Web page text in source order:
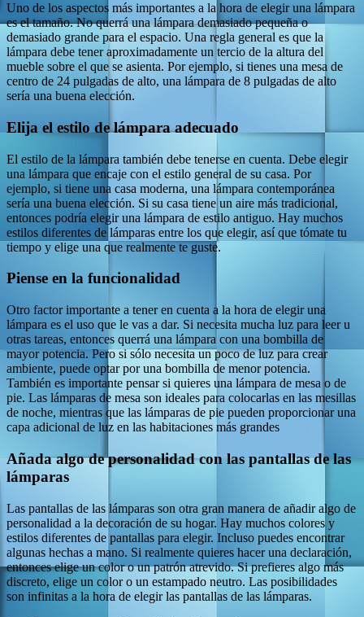
Uno de los aspectos más importantes a la hora de elegir una lámpara
es el tamaño. No querrá una lámpara demasiado pequeña o
demasiado grande para el espacio. Una regla general es que la
lámpara debe tener aproximadamente un tercio de la altura del
mueble sobre el que se asienta. Por ejemplo, si tienes una mesa de
centro de 24 pulgadas de alto, una lámpara de 8 pulgadas de alto
sería una buena elección.
Elija el estilo de lámpara adecuado
El estilo de la lámpara también debe tenerse en cuenta. Debe elegir
una lámpara que encaje con el estilo general de su casa. Por
ejemplo, si tiene una casa moderna, una lámpara contemporánea
sería una buena elección. Si su casa tiene un aire más tradicional,
entonces podría elegir una lámpara de estilo antiguo. Hay muchos
estilos diferentes de lámparas entre los que elegir, así que tómate tu
tiempo y elige una que realmente te guste.
Piense en la funcionalidad
Otro factor importante a tener en cuenta a la hora de elegir una
lámpara es el uso que le vas a dar. Si necesita mucha luz para leer u
otras tareas, entonces querrá una lámpara con una bombilla de
mayor potencia. Pero si sólo necesita un poco de luz para crear
ambiente, puede optar por una bombilla de menor potencia.
También es importante pensar si quieres una lámpara de mesa o de
pie. Las lámparas de mesa son ideales para colocarlas en las mesillas
de noche, mientras que las lámparas de pie pueden proporcionar una
capa adicional de luz en las habitaciones más grandes
Añada algo de personalidad con las pantallas de las
lámparas
Las pantallas de las lámparas son otra gran manera de añadir algo de
personalidad a la decoración de su hogar. Hay muchos colores y
estilos diferentes de pantallas para elegir. Incluso puedes encontrar
algunas hechas a mano. Si realmente quieres hacer una declaración,
entonces elige un color o un patrón atrevido. Si prefieres algo más
discreto, elige un color o un estampado neutro. Las posibilidades
son infinitas a la hora de elegir las pantallas de las lámparas.